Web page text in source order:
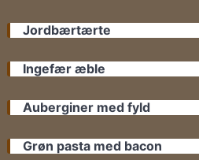
Jordbærtærte
Ingefær æble
Auberginer med fyld
Grøn pasta med bacon